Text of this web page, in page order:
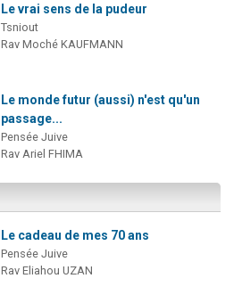
Le vrai sens de la pudeur
Tsniout
Rav Moché KAUFMANN
Le monde futur (aussi) n'est qu'un
passage...
Pensée Juive
Rav Ariel FHIMA
Le cadeau de mes 70 ans
Pensée Juive
Rav Eliahou UZAN